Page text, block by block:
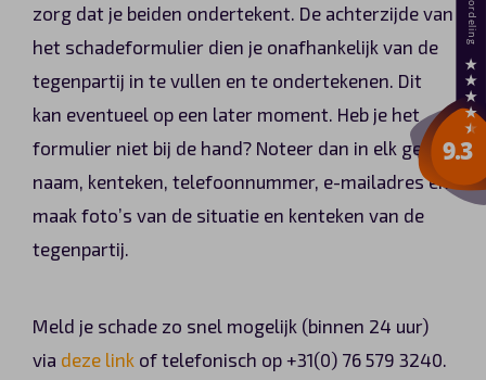
zorg dat je beiden ondertekent. De achterzijde van
het schadeformulier dien je onafhankelijk van de
tegenpartij in te vullen en te ondertekenen. Dit
kan eventueel op een later moment. Heb je het
formulier niet bij de hand? Noteer dan in elk geval
naam, kenteken, telefoonnummer, e-mailadres en
maak foto’s van de situatie en kenteken van de
tegenpartij.
Meld je schade zo snel mogelijk (binnen 24 uur)
via deze link of telefonisch op +31(0) 76 579 3240.